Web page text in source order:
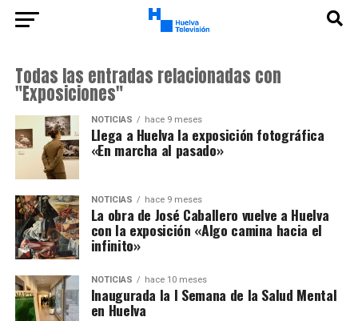
Todas las entradas relacionadas con
"Exposiciones"
NOTICIAS hace 9 meses
Llega a Huelva la exposición fotográfica
«En marcha al pasado»
NOTICIAS hace 9 meses
La obra de José Caballero vuelve a Huelva
con la exposición «Algo camina hacia el
infinito»
NOTICIAS hace 10 meses
Inaugurada la I Semana de la Salud Mental
en Huelva